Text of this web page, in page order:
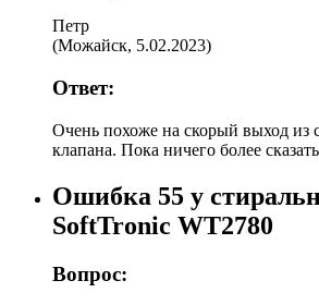
Петр
(Можайск, 5.02.2023)
Ответ:
Очень похоже на скорый выход из
клапана. Пока ничего более
Ошибка 55 у
SoftTronic WT2780
Вопрос: